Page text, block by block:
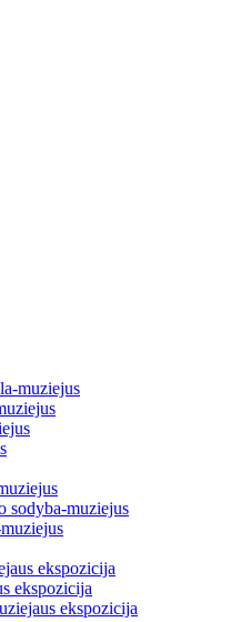
muziejus
sodyba-muziejus
ekspozicija
ekspozicija
ekspozicija